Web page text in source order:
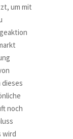
um mit
dieses
noch
wird